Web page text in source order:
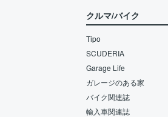
クルマ/バイク
Tipo
SCUDERIA
Garage Life
ガレージのある家
バイク関連誌
輸入車関連誌